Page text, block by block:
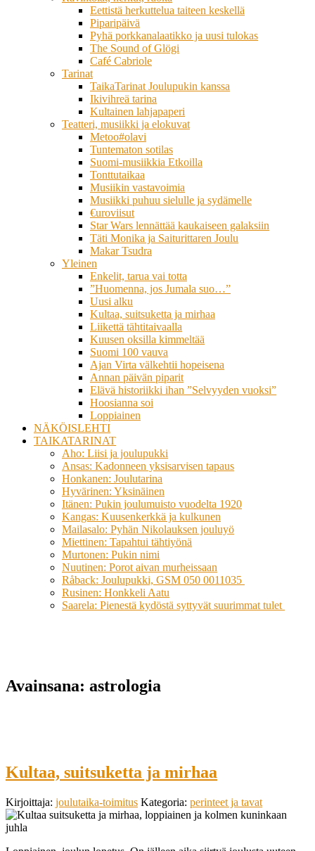
Eettistä herkuttelua taiteen keskellä
Piparipäivä
Pyhä porkkanalaatikko ja uusi tulokas
The Sound of Glögi
Café Cabriole
Tarinat
TaikaTarinat Joulupukin kanssa
Ikivihreä tarina
Kultainen lahjapaperi
Teatteri, musiikki ja elokuvat
Metoo#olavi
Tuntematon sotilas
Suomi-musiikkia Etkoilla
Tonttutaikaa
Musiikin vastavoimia
Musiikki puhuu sielulle ja sydämelle
€uroviisut
Star Wars lennättää kaukaiseen galaksiin
Täti Monika ja Saiturittaren Joulu
Makar Tsudra
Yleinen
Enkelit, tarua vai totta
”Huomenna, jos Jumala suo…”
Uusi alku
Kultaa, suitsuketta ja mirhaa
Liikettä tähtitaivaalla
Kuusen oksilla kimmeltää
Suomi 100 vauva
Ajan Virta välkehtii hopeisena
Annan päivän piparit
Elävä historiikki ihan ”Selvyyden vuoksi”
Hoosianna soi
Loppiainen
NÄKÖISLEHTI
TAIKATARINAT
Aho: Liisi ja joulupukki
Ansas: Kadonneen yksisarvisen tapaus
Honkanen: Joulutarina
Hyvärinen: Yksinäinen
Itänen: Pukin joulumuisto vuodelta 1920
Kangas: Kuusenkerkkä ja kulkunen
Mailasalo: Pyhän Nikolauksen jouluyö
Miettinen: Tapahtui tähtiyönä
Murtonen: Pukin nimi
Nuutinen: Porot aivan murheissaan
Råback: Joulupukki, GSM 050 0011035
Rusinen: Honkkeli Aatu
Saarela: Pienestä kydöstä syttyvät suurimmat tulet
Avainsana: astrologia
Kultaa, suitsuketta ja mirhaa
Kirjoittaja: joulutaika-toimitus Kategoria: perinteet ja tavat